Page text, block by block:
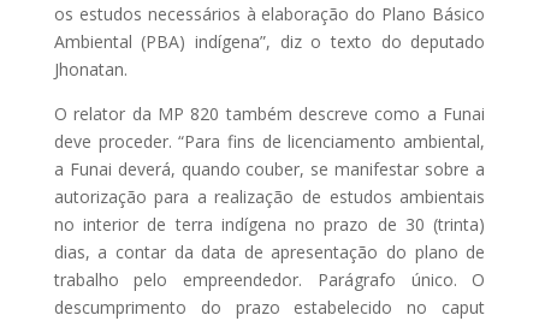
os estudos necessários à elaboração do Plano Básico
Ambiental (PBA) indígena”, diz o texto do deputado
Jhonatan.
O relator da MP 820 também descreve como a Funai
deve proceder. “Para fins de licenciamento ambiental,
a Funai deverá, quando couber, se manifestar sobre a
autorização para a realização de estudos ambientais
no interior de terra indígena no prazo de 30 (trinta)
dias, a contar da data de apresentação do plano de
trabalho pelo empreendedor. Parágrafo único. O
descumprimento do prazo estabelecido no caput